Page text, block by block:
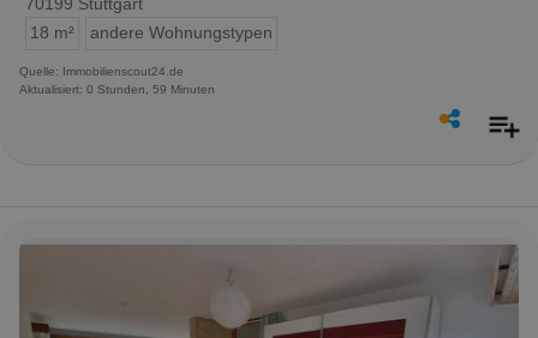
70199 Stuttgart
18 m²
andere Wohnungstypen
Quelle: Immobilienscout24.de
Aktualisiert: 0 Stunden, 59 Minuten